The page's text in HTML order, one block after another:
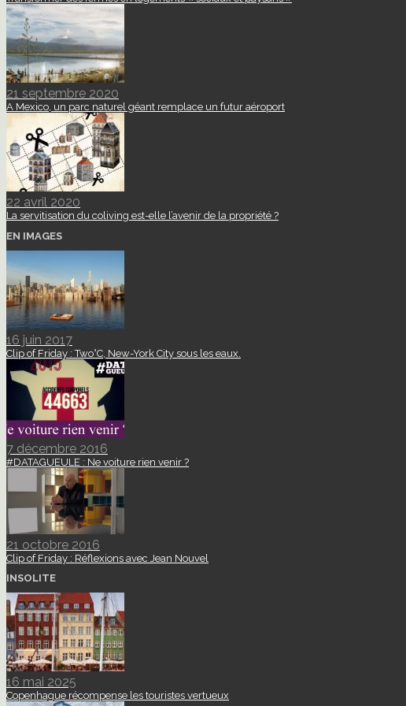
21 septembre 2020
A Mexico, un parc naturel géant remplace un futur aéroport
22 avril 2020
La servitisation du coliving est-elle l’avenir de la propriété ?
EN IMAGES
16 juin 2017
Clip of Friday : Two°C, New-York City sous les eaux.
7 décembre 2016
#DATAGUEULE : Ne voiture rien venir ?
21 octobre 2016
Clip of Friday : Réflexions avec Jean Nouvel
INSOLITE
16 mai 2025
Copenhague récompense les touristes vertueux